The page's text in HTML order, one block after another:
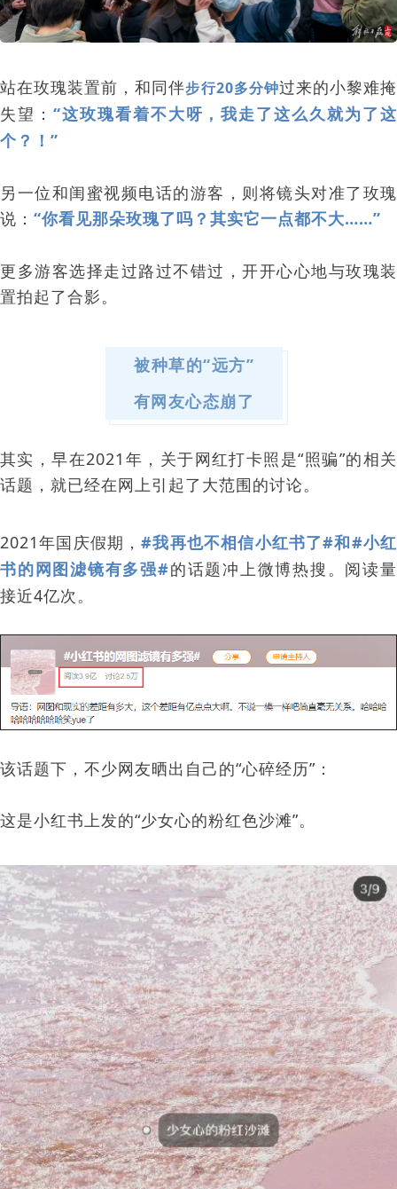
站在玫瑰装置前，和同伴步行20多分钟过来的小黎难掩
失望 ： “这玫瑰看着不大呀，我走了这么久就为了这
个？！”
另一位和闺蜜视频电话的游客，则将镜头对准了玫瑰
说 ： “你看见那朵玫瑰了吗？其实它一点都不大……”
更多游客选择走过路过不错过，开开心心地与玫瑰装
置拍起了合影。
被种草的“远方”
有网友心态崩了
其实，早在2021年，关于网红打卡照是“照骗”的相关
话题，就已经在网上引起了大范围的讨论。
2021年国庆假期 ，#我再也不相信小红书了#和#小红
书的网图滤镜有多强#的话题冲上微博热搜。阅读量
接近4亿次。
该话题下，不少网友晒出自己的“心碎经历”：
这是小红书上发的“少女心的粉红色沙滩”。